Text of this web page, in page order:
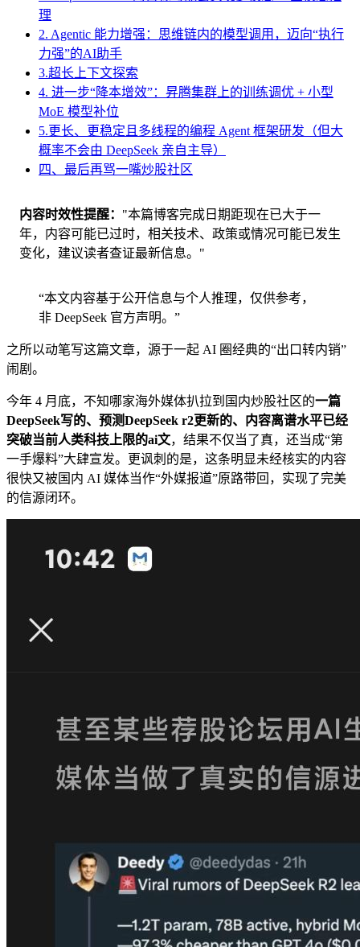
理
2. Agentic 能力增强：思维链内的模型调用，迈向“执行
力强”的AI助手
3.超长上下文探索
4. 进一步“降本增效”：昇腾集群上的训练调优 + 小型
MoE 模型补位
5.更长、更稳定且多线程的编程 Agent 框架研发（但大
概率不会由 DeepSeek 亲自主导）
四、最后再骂一嘴炒股社区
内容时效性提醒
"本篇博客完成日期距现在已大于一
年，内容可能已过时，相关技术、政策或情况可能已发生
变化，建议读者查证最新信息。"
“本文内容基于公开信息与个人推理，仅供参考，
非 DeepSeek 官方声明。”
之所以动笔写这篇文章，源于一起 AI 圈经典的“出口转内销”
闹剧。
今年 4 月底，不知哪家海外媒体扒拉到国内炒股社区的一篇
DeepSeek写的、预测DeepSeek r2更新的、内容离谱水平已经
突破当前人类科技上限的ai文，结果不仅当了真，还当成“第
一手爆料”大肆宣发。更讽刺的是，这条明显未经核实的内容
很快又被国内 AI 媒体当作“外媒报道”原路带回，实现了完美
的信源闭环。